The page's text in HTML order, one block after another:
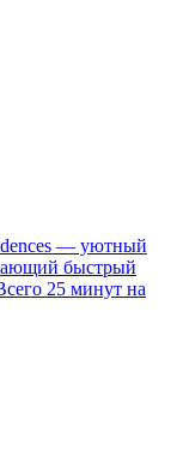
— уютный
быстрый
25 минут на